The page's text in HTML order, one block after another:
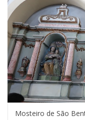
Mosteiro de São